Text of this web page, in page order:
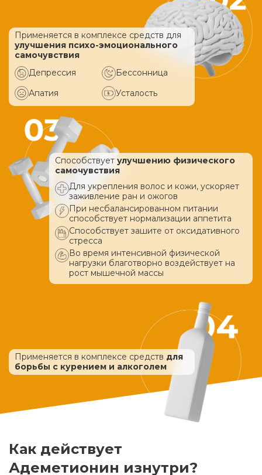
Применяется в комплексе средств для
улучшения психо-эмоционального
самочувствия
Депрессия
Бессонница
Апатия
Усталость
Способствует улучшению физического
самочувствия
Для укрепления волос и кожи, ускоряет
заживление ран и ожогов
При несбалансированном питании
способствует нормализации аппетита
Способствует зашите от оксидативного
стресса
Во время интенсивной физической
нагрузки благотворно воздействует на
рост мышечной массы
Применяется в комплексе средств для
борьбы с курением и алкоголем
Как действует
Адеметионин изнутри?